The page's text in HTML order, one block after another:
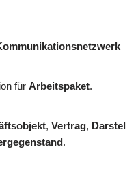
für Arbeitspaket.
, Vertrag, Darstel
.